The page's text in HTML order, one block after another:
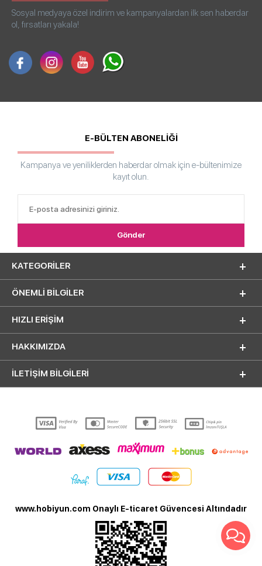
Sosyal medyaya özel indirim ve kampanyalardan ilk sen haberdar
ol, fırsatları yakala!
E-BÜLTEN ABONELİĞİ
Kampanya ve yeniliklerden haberdar olmak için e-bültenimize
kayıt olun.
KATEGORILER
ÖNEMLI BILGILER
HIZLI ERIŞIM
HAKKIMIZDA
İLETİŞİM BİLGİLERİ
www.hobiyun.com Onaylı E-ticaret Güvencesi Altındadır